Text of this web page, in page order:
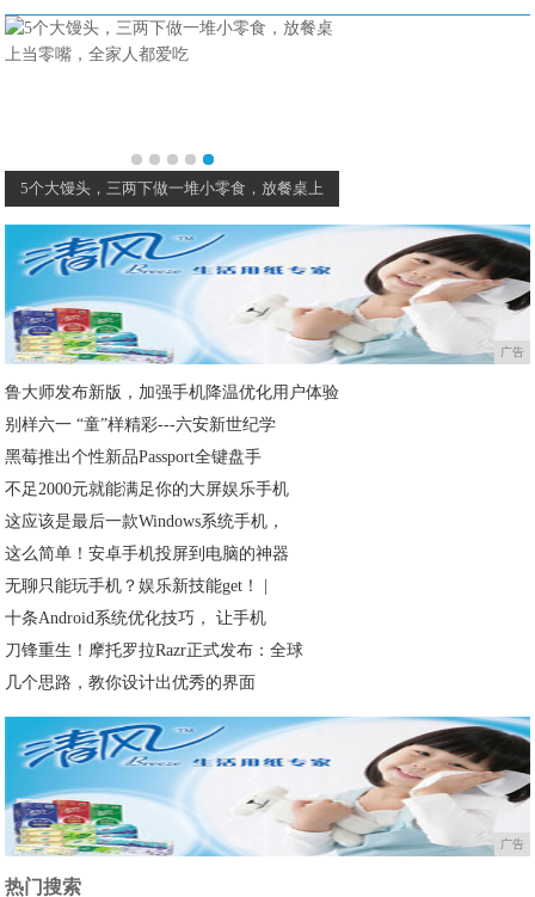
5个大馒头，三两下做一堆小零食，放餐桌上
广告
鲁大师发布新版，加强手机降温优化用户体验
别样六一 “童”样精彩---六安新世纪学
黑莓推出个性新品Passport全键盘手
不足2000元就能满足你的大屏娱乐手机
这应该是最后一款Windows系统手机，
这么简单！安卓手机投屏到电脑的神器
无聊只能玩手机？娱乐新技能get！ |
十条Android系统优化技巧， 让手机
刀锋重生！摩托罗拉Razr正式发布：全球
几个思路，教你设计出优秀的界面
广告
热门搜索